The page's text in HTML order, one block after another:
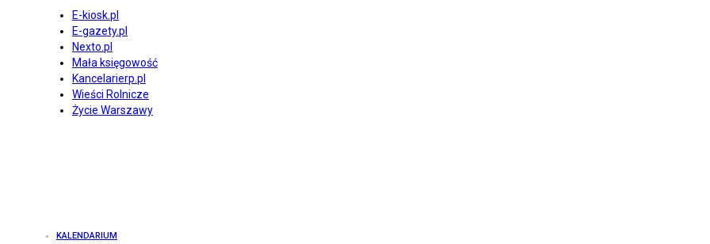
E-kiosk.pl
E-gazety.pl
Nexto.pl
Mała księgowość
Kancelarierp.pl
Wieści Rolnicze
Życie Warszawy
KALENDARIUM